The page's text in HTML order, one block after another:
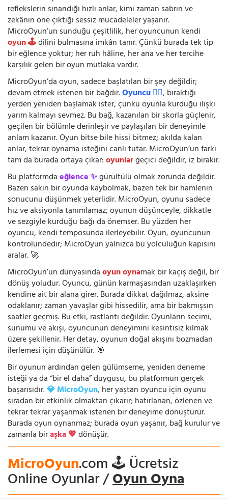
reflekslerin sınandığı hızlı anlar, kimi zaman sabrın ve
zekânın öne çıktığı sessiz mücadeleler yaşanır.
MicroOyun’un sunduğu çeşitlilik, her oyuncunun kendi
oyun 🕹️dilini bulmasına imkân tanır. Çünkü burada tek tip
bir eğlence yoktur; her ruh hâline, her ana ve her tercihe
karşılık gelen bir oyun mutlaka vardır.
MicroOyun’da oyun, sadece başlatılan bir şey değildir;
devam etmek istenen bir bağdır.Oyuncu 🧍‍♂️, bıraktığı
yerden yeniden başlamak ister, çünkü oyunla kurduğu ilişki
yarım kalmayı sevmez. Bu bağ, kazanılan bir skorla güçlenir,
geçilen bir bölümle derinleşir ve paylaşılan bir deneyimle
anlam kazanır. Oyun bitse bile hissi bitmez; akılda kalan
anlar, tekrar oynama isteğini canlı tutar. MicroOyun’un farkı
tam da burada ortaya çıkar:oyunlargeçici değildir, iz bırakır.
Bu platformdaeğlence ✨gürültülü olmak zorunda değildir.
Bazen sakin bir oyunda kaybolmak, bazen tek bir hamlenin
sonucunu düşünmek yeterlidir. MicroOyun, oyunu sadece
hız ve aksiyonla tanımlamaz; oyunun düşünceyle, dikkatle
ve sezgiyle kurduğu bağı da önemser. Bu yüzden her
oyuncu, kendi temposunda ilerleyebilir. Oyun, oyuncunun
kontrolündedir; MicroOyun yalnızca bu yolculuğun kapısını
aralar. 🚀
MicroOyun’un dünyasındaoyun oynamak bir kaçış değil, bir
dönüş yoludur. Oyuncu, günün karmaşasından uzaklaşırken
kendine ait bir alana girer. Burada dikkat dağılmaz, aksine
odaklanır; zaman yavaşlar gibi hissedilir, ama bir bakmışsın
saatler geçmiş. Bu etki, rastlantı değildir. Oyunların seçimi,
sunumu ve akışı, oyuncunun deneyimini kesintisiz kılmak
üzere şekillenir. Her detay, oyunun doğal akışını bozmadan
ilerlemesi için düşünülür. 🎯
Bir oyunun ardından gelen gülümseme, yeniden deneme
isteği ya da “bir el daha” duygusu, bu platformun gerçek
başarısıdır.💎 MicroOyun, her yaştan oyuncu için oyunu
sıradan bir etkinlik olmaktan çıkarır; hatırlanan, özlenen ve
tekrar tekrar yaşanmak istenen bir deneyime dönüştürür.
Burada oyun oynanmaz; burada oyun yaşanır, bağ kurulur ve
zamanla biraşka 💖dönüşür.
MicroOyun.com 🕹️ Ücretsiz
Online Oyunlar /Oyun Oyna